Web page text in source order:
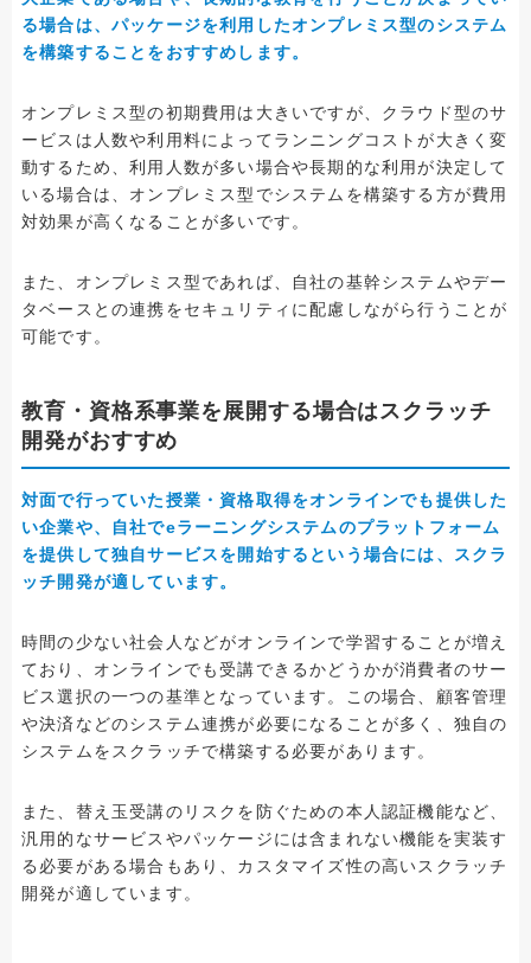
る場合は、パッケージを利用したオンプレミス型のシステム
を構築することをおすすめします。
オンプレミス型の初期費用は大きいですが、クラウド型のサ
ービスは人数や利用料によってランニングコストが大きく変
動するため、利用人数が多い場合や長期的な利用が決定して
いる場合は、オンプレミス型でシステムを構築する方が費用
対効果が高くなることが多いです。
また、オンプレミス型であれば、自社の基幹システムやデー
タベースとの連携をセキュリティに配慮しながら行うことが
可能です。
教育・資格系事業を展開する場合はスクラッチ
開発がおすすめ
対面で行っていた授業・資格取得をオンラインでも提供した
い企業や、自社でeラーニングシステムのプラットフォーム
を提供して独自サービスを開始するという場合には、スクラ
ッチ開発が適しています。
時間の少ない社会人などがオンラインで学習することが増え
ており、オンラインでも受講できるかどうかが消費者のサー
ビス選択の一つの基準となっています。この場合、顧客管理
や決済などのシステム連携が必要になることが多く、独自の
システムをスクラッチで構築する必要があります。
また、替え玉受講のリスクを防ぐための本人認証機能など、
汎用的なサービスやパッケージには含まれない機能を実装す
る必要がある場合もあり、カスタマイズ性の高いスクラッチ
開発が適しています。